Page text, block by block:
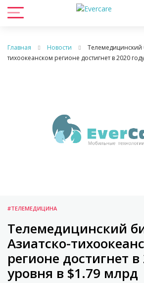
Главная Новости
Телемедицинский
тихоокеанском регионе достигнет в 2020
#ТЕЛЕМЕДИЦИНА
Телемедицинский
Азиатско-
регионе достигнет
уровня в $1.79 млрд